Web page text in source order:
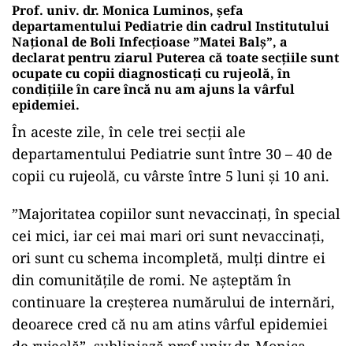
Prof. univ. dr. Monica Luminos, șefa
departamentului Pediatrie din cadrul Institutului
Național de Boli Infecțioase ”Matei Balș”, a
declarat pentru ziarul Puterea că toate secțiile sunt
ocupate cu copii diagnosticați cu rujeolă, în
condițiile în care încă nu am ajuns la vârful
epidemiei.
În aceste zile, în cele trei secții ale
departamentului Pediatrie sunt între 30 – 40 de
copii cu rujeolă, cu vârste între 5 luni și 10 ani.
”Majoritatea copiilor sunt nevaccinați, în special
cei mici, iar cei mai mari ori sunt nevaccinați,
ori sunt cu schema incompletă, mulți dintre ei
din comunitățile de romi. Ne așteptăm în
continuare la creșterea numărului de internări,
deoarece cred că nu am atins vârful epidemiei